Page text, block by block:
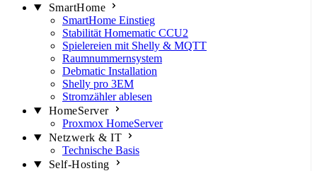
SmartHome
SmartHome Einstieg
Stabilität Homematic CCU2
Spielereien mit Shelly & MQTT
Raumnummernsystem
Debmatic Installation
Shelly pro 3EM
Stromzähler ablesen
HomeServer
Proxmox HomeServer
Netzwerk & IT
Technische Basis
Self-Hosting